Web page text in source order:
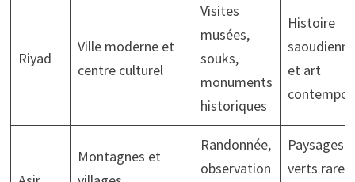
Riyad
Ville moderne et
centre culturel
Visites
musées,
souks,
monuments
historiques
Histoire
saoudienne
et art
Montagnes et
Randonnée,
observation
Paysages
verts rares